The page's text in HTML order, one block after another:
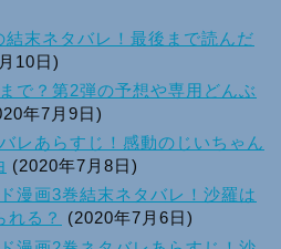
結末ネタバレ！最後まで読んだ
10日)
で？第2弾の予想や専用どんぶ
年7月9日)
レあらすじ！感動のじいちゃん
(2020年7月8日)
漫画3巻結末ネタバレ！沙羅は
れる？
(2020年7月6日)